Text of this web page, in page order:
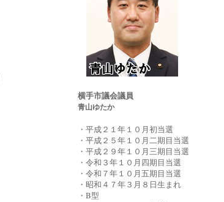
横手市議会議員
青山ゆたか
・平成２１年１０月初当選
・平成２５年１０月二期目当選
・平成２９年１０月三期目当選
・令和３年１０月四期目当選
・令和７年１０月五期目当選
・昭和４７年３月８日生まれ
・B型